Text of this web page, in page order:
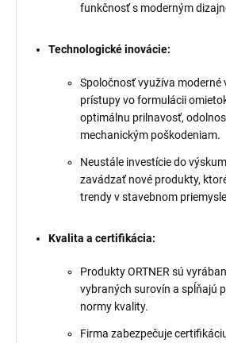
funkčnosť s moderným
Technologické inovácie:
Spoločnosť využíva moderné
prístupy vo formulácii
optimálnu prilnavosť,
mechanickým poškodeniam.
Neustále investície do
zavádzať nové produkty,
trendy v stavebnom
Kvalita a certifikácia:
Produkty ORTNER sú
vybraných surovín a spĺňajú
normy kvality.
Firma zabezpečuje